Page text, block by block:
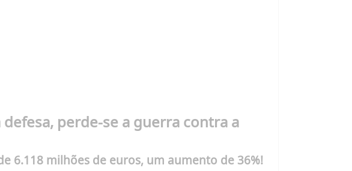
perde-se a guerra contra a
6.118 milhões de euros, um aumento de 36%!